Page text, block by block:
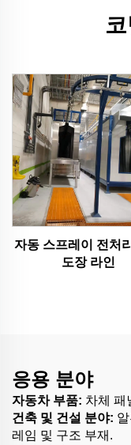
자동 스프레이 전처
도장 라인
응용 분야
자동차 부품: 차체 패
건축 및 건설 분야:
레임 및 구조 부재.